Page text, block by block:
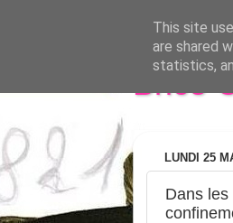
Brice
LUNDI 25
Dans
This site
are shared
statistics,